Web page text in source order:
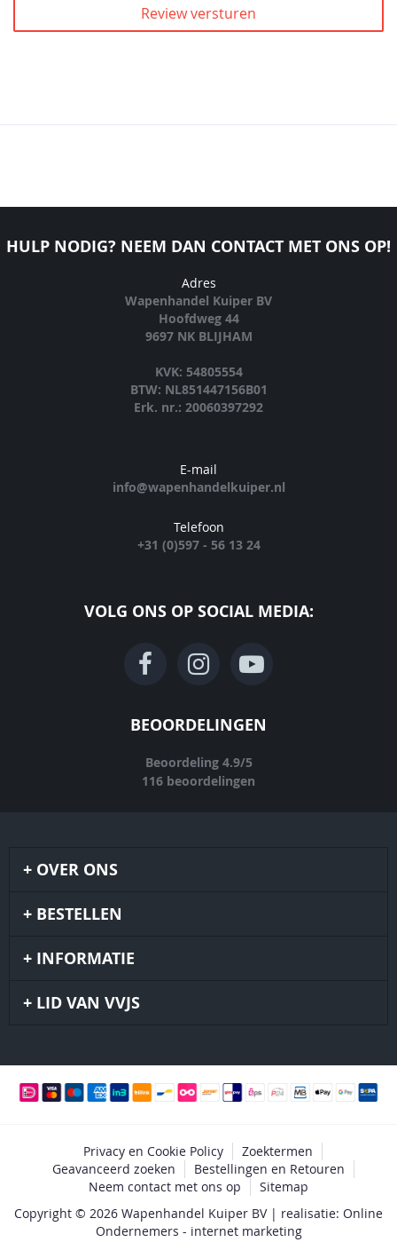
Review versturen
HULP NODIG? NEEM DAN CONTACT MET ONS OP!
Adres
Wapenhandel Kuiper BV
Hoofdweg 44
9697 NK BLIJHAM
KVK: 54805554
BTW: NL851447156B01
Erk. nr.: 20060397292
E-mail
info@wapenhandelkuiper.nl
Telefoon
+31 (0)597 - 56 13 24
VOLG ONS OP SOCIAL MEDIA:
BEOORDELINGEN
Beoordeling 4.9/5
116 beoordelingen
OVER ONS
BESTELLEN
INFORMATIE
LID VAN VVJS
Privacy en Cookie Policy
Zoektermen
Geavanceerd zoeken
Bestellingen en Retouren
Neem contact met ons op
Sitemap
Copyright © 2026 Wapenhandel Kuiper BV | realisatie: Online
Ondernemers - internet marketing